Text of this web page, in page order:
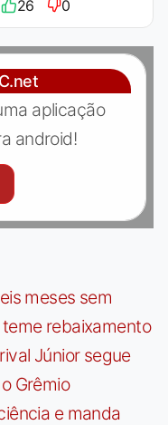
26 0
aplicação
android!
meses sem
rebaixamento
Júnior segue
Grêmio
e manda